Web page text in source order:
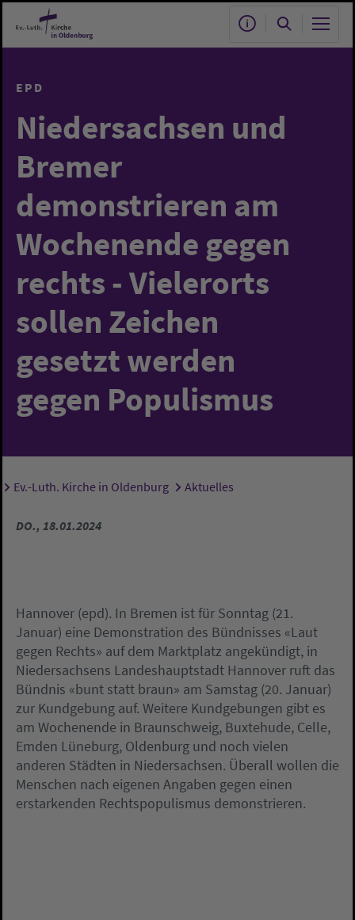
Zum Hauptinhalt springen
EPD
Niedersachsen und
Bremer
demonstrieren am
Wochenende gegen
rechts - Vielerorts
sollen Zeichen
gesetzt werden
gegen Populismus
Sie sind hier:
Ev.-Luth. Kirche in Oldenburg Aktuelles
DO., 18.01.2024
Hannover (epd). In Bremen ist für Sonntag (21.
Januar) eine Demonstration des Bündnisses «Laut
gegen Rechts» auf dem Marktplatz angekündigt, in
Niedersachsens Landeshauptstadt Hannover ruft das
Bündnis «bunt statt braun» am Samstag (20. Januar)
zur Kundgebung auf. Weitere Kundgebungen gibt es
am Wochenende in Braunschweig, Buxtehude, Celle,
Emden Lüneburg, Oldenburg und noch vielen
anderen Städten in Niedersachsen. Überall wollen die
Menschen nach eigenen Angaben gegen einen
erstarkenden Rechtspopulismus demonstrieren.